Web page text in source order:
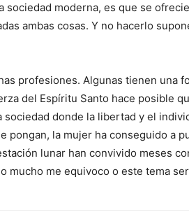
sociedad moderna, es que se
ambas cosas. Y no hacerlo
profesiones. Algunas tienen una
del Espíritu Santo hace posible
sociedad donde la libertad y el
pongan, la mujer ha conseguido a
lunar han convivido meses
mucho me equivoco o este tema